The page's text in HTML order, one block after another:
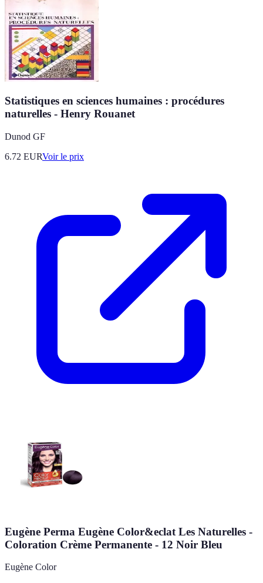
Statistiques en sciences humaines : procédures
naturelles - Henry Rouanet
Dunod GF
6.72 EURVoir le prix
Eugène Perma Eugène Color&eclat Les Naturelles -
Coloration Crème Permanente - 12 Noir Bleu
Eugène Color